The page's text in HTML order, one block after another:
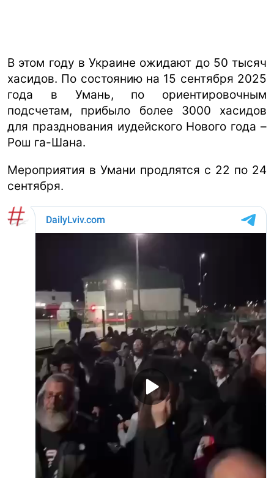
В этом году в Украине ожидают до 50 тысяч
хасидов. По состоянию на 15 сентября 2025
года в Умань, по ориентировочным
подсчетам, прибыло более 3000 хасидов
для празднования иудейского Нового года –
Рош га-Шана.
Мероприятия в Умани продлятся с 22 по 24
сентября.